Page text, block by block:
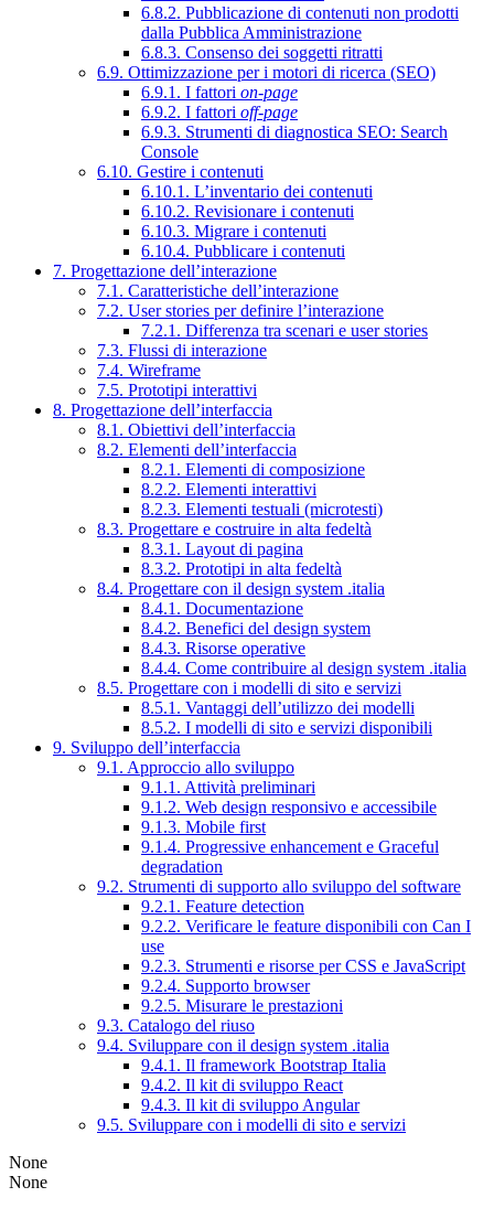
6.8.2. Pubblicazione di contenuti non prodotti
dalla Pubblica Amministrazione
6.8.3. Consenso dei soggetti ritratti
6.9. Ottimizzazione per i motori di ricerca (SEO)
6.9.1. I fattori on-page
6.9.2. I fattori off-page
6.9.3. Strumenti di diagnostica SEO: Search
Console
6.10. Gestire i contenuti
6.10.1. L’inventario dei contenuti
6.10.2. Revisionare i contenuti
6.10.3. Migrare i contenuti
6.10.4. Pubblicare i contenuti
7. Progettazione dell’interazione
7.1. Caratteristiche dell’interazione
7.2. User stories per definire l’interazione
7.2.1. Differenza tra scenari e user stories
7.3. Flussi di interazione
7.4. Wireframe
7.5. Prototipi interattivi
8. Progettazione dell’interfaccia
8.1. Obiettivi dell’interfaccia
8.2. Elementi dell’interfaccia
8.2.1. Elementi di composizione
8.2.2. Elementi interattivi
8.2.3. Elementi testuali (microtesti)
8.3. Progettare e costruire in alta fedeltà
8.3.1. Layout di pagina
8.3.2. Prototipi in alta fedeltà
8.4. Progettare con il design system .italia
8.4.1. Documentazione
8.4.2. Benefici del design system
8.4.3. Risorse operative
8.4.4. Come contribuire al design system .italia
8.5. Progettare con i modelli di sito e servizi
8.5.1. Vantaggi dell’utilizzo dei modelli
8.5.2. I modelli di sito e servizi disponibili
9. Sviluppo dell’interfaccia
9.1. Approccio allo sviluppo
9.1.1. Attività preliminari
9.1.2. Web design responsivo e accessibile
9.1.3. Mobile first
9.1.4. Progressive enhancement e Graceful
degradation
9.2. Strumenti di supporto allo sviluppo del software
9.2.1. Feature detection
9.2.2. Verificare le feature disponibili con Can I
use
9.2.3. Strumenti e risorse per CSS e JavaScript
9.2.4. Supporto browser
9.2.5. Misurare le prestazioni
9.3. Catalogo del riuso
9.4. Sviluppare con il design system .italia
9.4.1. Il framework Bootstrap Italia
9.4.2. Il kit di sviluppo React
9.4.3. Il kit di sviluppo Angular
9.5. Sviluppare con i modelli di sito e servizi
None
None